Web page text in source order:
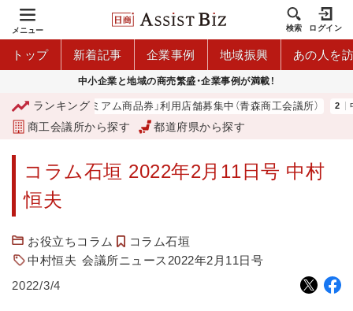
メニュー 検索 ログイン
トップ 新着記事 企業事例 地域振興 あの人を
中小企業と地域の商売繁盛・企業事例が満載！
ランキング
「青森市プレミアム商品券」利用店舗募集中（青森商工会議所） 中
商工会議所から探す 都道府県から探す
コラム石垣 2022年2月11日号 中村
恒夫
お役立ちコラム
コラム石垣
中村恒夫 会議所ニュース2022年2月11日号
2022/3/4